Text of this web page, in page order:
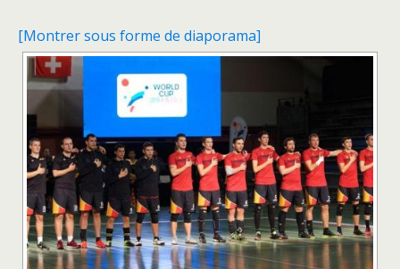
[Montrer sous forme de diaporama]